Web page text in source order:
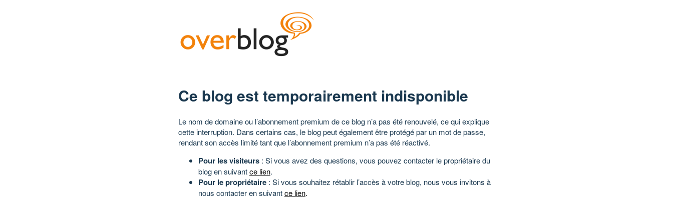
Ce blog est temporairement indisponible
Le nom de domaine ou l’abonnement premium de ce blog n’a pas été renouvelé, ce qui explique
cette interruption. Dans certains cas, le blog peut également être protégé par un mot de passe,
rendant son accès limité tant que l’abonnement premium n’a pas été réactivé.
Pour les visiteurs : Si vous avez des questions, vous pouvez contacter le propriétaire du
blog en suivantce lien.
Pour le propriétaire : Si vous souhaitez rétablir l’accès à votre blog, nous vous invitons à
nous contacter en suivantce lien.